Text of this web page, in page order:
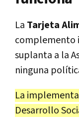
La Tarjeta
complemento
suplanta a la
ninguna
La
Desarrollo